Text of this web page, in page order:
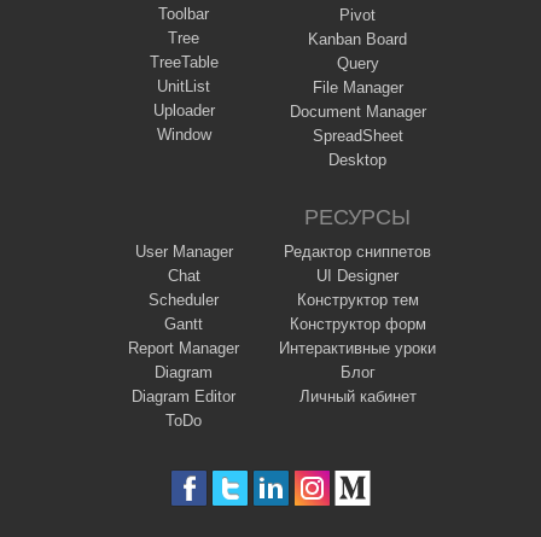
Toolbar
Tree
TreeTable
UnitList
Uploader
Window
Pivot
Kanban Board
Query
File Manager
Document Manager
SpreadSheet
Desktop
User Manager
Chat
Scheduler
Gantt
Report Manager
Diagram
Diagram Editor
ToDo
РЕСУРСЫ
Редактор сниппетов
UI Designer
Конструктор тем
Конструктор форм
Интерактивные уроки
Блог
Личный кабинет